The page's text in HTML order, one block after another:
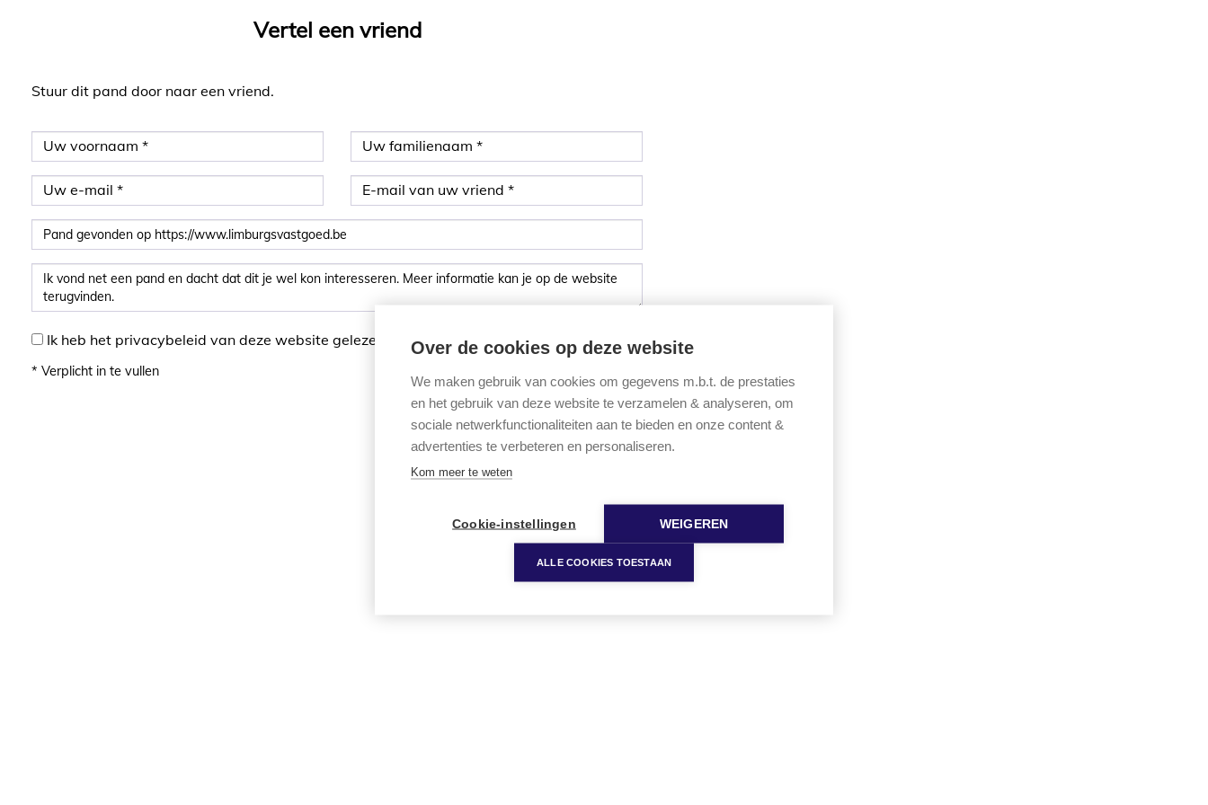
Vertel een vriend
Stuur dit pand door naar een vriend.
Ik heb het privacybeleid van deze website gelezen en ga hiermee akkoord.
* Verplicht in te vullen
Over de cookies op deze website
We maken gebruik van cookies om gegevens m.b.t. de prestaties
en het gebruik van deze website te verzamelen & analyseren, om
sociale netwerkfunctionaliteiten aan te bieden en onze content &
advertenties te verbeteren en personaliseren.
Kom meer te weten
Cookie-instellingen WEIGEREN
ALLE COOKIES TOESTAAN